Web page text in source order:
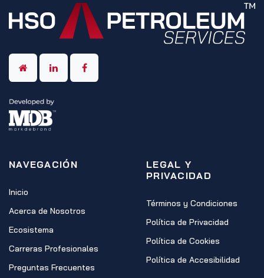
NAVEGACIÓN
Inicio
Acerca de Nosotros
Ecosistema
Carreras Profesionales
Preguntas Frecuentes
LEGAL Y
PRIVACIDAD
Términos y Condiciones
Política de Privacidad
Política de Cookies
Política de Accesibilidad